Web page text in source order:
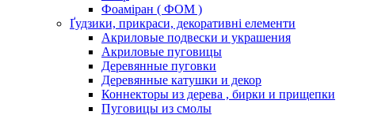
Фоаміран ( ФОМ )
Ґудзики, прикраси, декоративні елементи
Акриловые подвески и украшения
Акриловые пуговицы
Деревянные пуговки
Деревянные катушки и декор
Коннекторы из дерева , бирки и прищепки
Пуговицы из смолы